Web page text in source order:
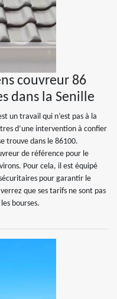
couvreur 86
dans la Senille
un travail qui n’est pas à la
d’une intervention à confier
trouve dans le 86100.
de référence pour le
Pour cela, il est équipé
pour garantir le
que ses tarifs ne sont pas
bourses.